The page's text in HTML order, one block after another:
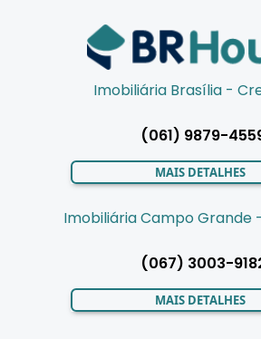
Imobiliária Brasília -
(061) 9879-
MAIS DETALHES
Imobiliária Campo Grande
(067) 3003-
MAIS DETALHES